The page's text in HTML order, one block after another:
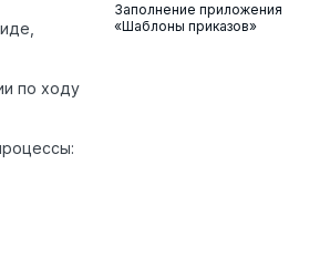
по ходу
Заполнение приложения
«Шаблоны приказов»